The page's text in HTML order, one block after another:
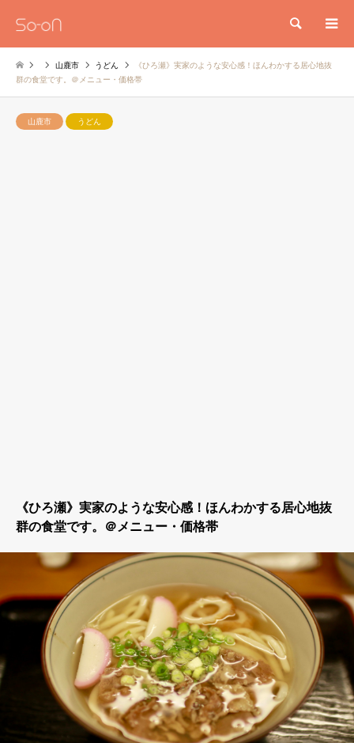
検索
山鹿市 うどん
《ひろ瀬》実家のような安心感！ほんわかする居心地抜
群の食堂です。＠メニュー・価格帯
山鹿市 うどん
《ひろ瀬》実家のような安心感！ほんわかする居心地抜
群の食堂です。＠メニュー・価格帯